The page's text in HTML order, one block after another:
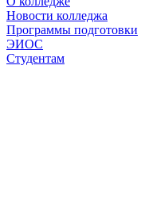
Новости колледжа
Программы подготовки
ЭИОС
Студентам